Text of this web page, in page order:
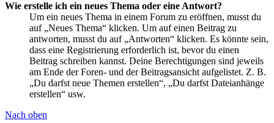
Wie erstelle ich ein neues Thema oder eine Antwort?
Um ein neues Thema in einem Forum zu eröffnen, musst du
auf „Neues Thema“ klicken. Um auf einen Beitrag zu
antworten, musst du auf „Antworten“ klicken. Es könnte sein,
dass eine Registrierung erforderlich ist, bevor du einen
Beitrag schreiben kannst. Deine Berechtigungen sind jeweils
am Ende der Foren- und der Beitragsansicht aufgelistet. Z. B.
„Du darfst neue Themen erstellen“, „Du darfst Dateianhänge
erstellen“ usw.
Nach oben